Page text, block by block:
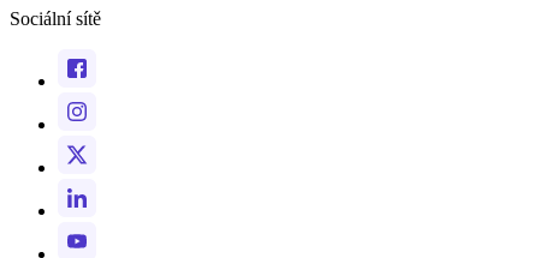
Sociální sítě